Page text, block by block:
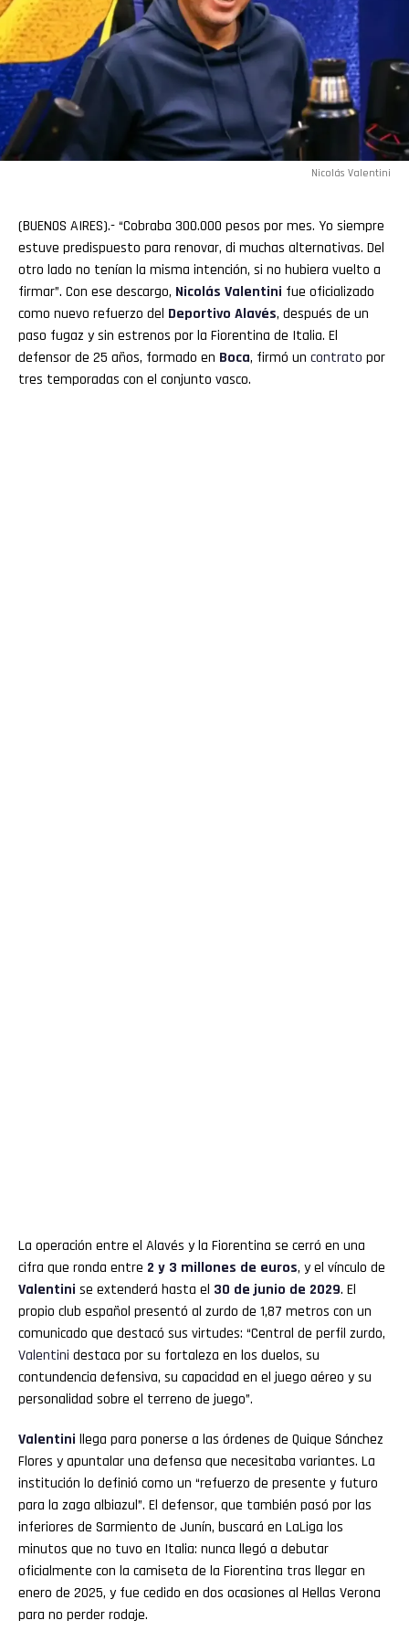
Nicolás Valentini
(BUENOS AIRES).- “Cobraba 300.000 pesos por mes. Yo siempre
estuve predispuesto para renovar, di muchas alternativas. Del
otro lado no tenían la misma intención, si no hubiera vuelto a
firmar”. Con ese descargo, Nicolás Valentini fue oficializado
como nuevo refuerzo del Deportivo Alavés, después de un
paso fugaz y sin estrenos por la Fiorentina de Italia. El
defensor de 25 años, formado en Boca, firmó un contrato por
tres temporadas con el conjunto vasco.
La operación entre el Alavés y la Fiorentina se cerró en una
cifra que ronda entre 2 y 3 millones de euros, y el vínculo de
Valentini se extenderá hasta el 30 de junio de 2029. El
propio club español presentó al zurdo de 1,87 metros con un
comunicado que destacó sus virtudes: “Central de perfil zurdo,
Valentini destaca por su fortaleza en los duelos, su
contundencia defensiva, su capacidad en el juego aéreo y su
personalidad sobre el terreno de juego”.
Valentini llega para ponerse a las órdenes de Quique Sánchez
Flores y apuntalar una defensa que necesitaba variantes. La
institución lo definió como un “refuerzo de presente y futuro
para la zaga albiazul”. El defensor, que también pasó por las
inferiores de Sarmiento de Junín, buscará en LaLiga los
minutos que no tuvo en Italia: nunca llegó a debutar
oficialmente con la camiseta de la Fiorentina tras llegar en
enero de 2025, y fue cedido en dos ocasiones al Hellas Verona
para no perder rodaje.